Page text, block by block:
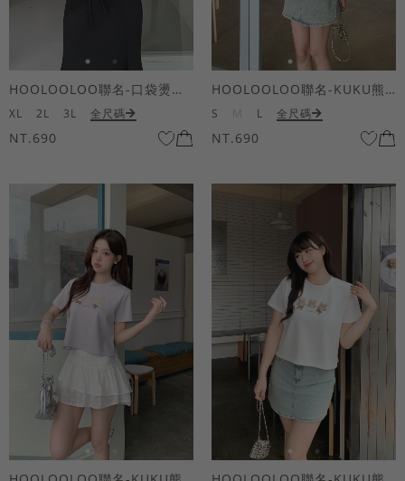
HOOLOOLOO聯名-口袋燙金KUKU熊短袖上衣
XL 2L 3L 全尺碼
NT.690
HOOLOOLOO聯名-KUKU熊蝴蝶結短袖上衣
S L 全尺碼
NT.690